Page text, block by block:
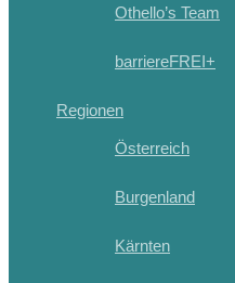
Othello’s Team
barriereFREI+
Regionen
Österreich
Burgenland
Kärnten